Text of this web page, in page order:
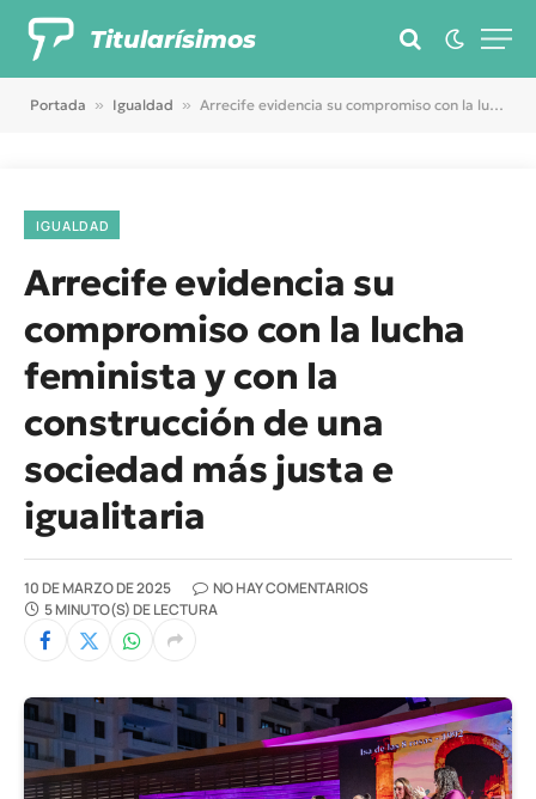
Titularísimos
Portada » Igualdad » Arrecife evidencia su compromiso con la lucha feminista y con la construcción de una sociedad más justa e igualitaria
IGUALDAD
Arrecife evidencia su
compromiso con la lucha
feminista y con la
construcción de una
sociedad más justa e
igualitaria
10 DE MARZO DE 2025
NO HAY COMENTARIOS
5 MINUTO(S) DE LECTURA